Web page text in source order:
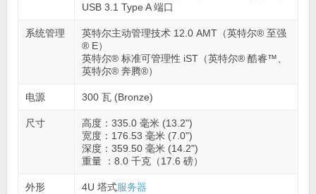
USB 3.1 Type A 端口
系统管理
英特尔主动管理技术 12.0 AMT（英特尔® 至强
® E）
英特尔® 标准可管理性 iST（英特尔® 酷睿™、
英特尔® 奔腾®）
电源 300 瓦 (Bronze)
尺寸
高度：335.0 毫米 (13.2")
宽度：176.53 毫米 (7.0")
深度：359.50 毫米 (14.2")
重量 ：8.0 千克（17.6 磅）
外形 4U 塔式服务器